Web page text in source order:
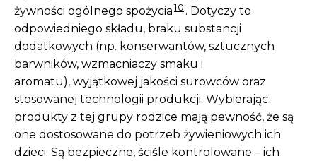
żywności ogólnego spożycia10 . Dotyczy to
odpowiedniego składu, braku substancji
dodatkowych (np. konserwantów, sztucznych
barwników, wzmacniaczy smaku i
aromatu), wyjątkowej jakości surowców oraz
stosowanej technologii produkcji. Wybierając
produkty z tej grupy rodzice mają pewność, że są
one dostosowane do potrzeb żywieniowych ich
dzieci. Są bezpieczne, ściśle kontrolowane – ich